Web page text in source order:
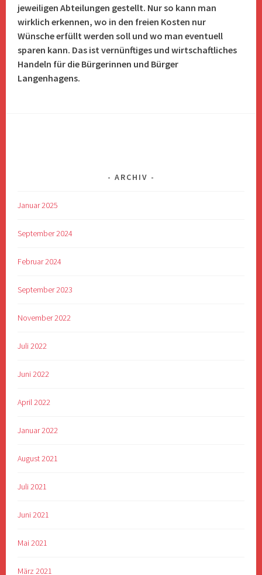
jeweiligen Abteilungen gestellt. Nur so kann man
wirklich erkennen, wo in den freien Kosten nur
Wünsche erfüllt werden soll und wo man eventuell
sparen kann. Das ist vernünftiges und wirtschaftliches
Handeln für die Bürgerinnen und Bürger
Langenhagens.
ARCHIV
Januar 2025
September 2024
Februar 2024
September 2023
November 2022
Juli 2022
Juni 2022
April 2022
Januar 2022
August 2021
Juli 2021
Juni 2021
Mai 2021
März 2021